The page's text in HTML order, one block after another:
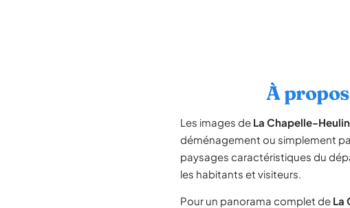
À
Les images de La Chapelle-Heulin
déménagement ou simplement
paysages caractéristiques du
les habitants et visiteurs.
Pour un panorama complet de La